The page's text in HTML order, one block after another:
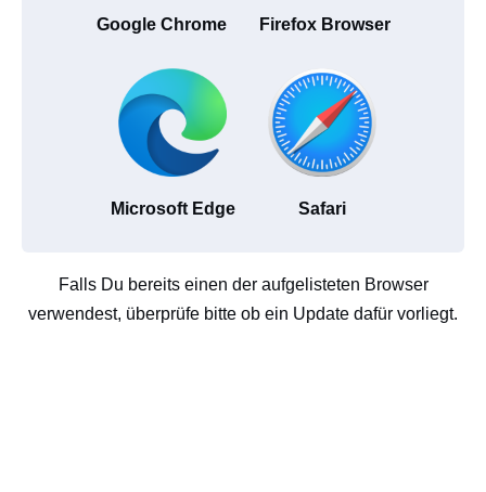
Google Chrome Firefox Browser
Microsoft Edge Safari
Falls Du bereits einen der aufgelisteten Browser
verwendest, überprüfe bitte ob ein Update dafür vorliegt.